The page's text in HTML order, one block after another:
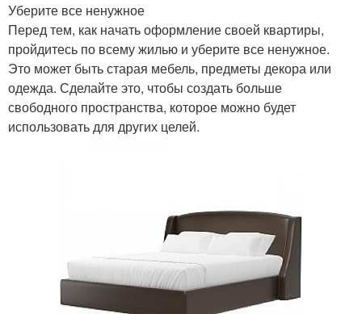
Уберите все ненужное
Перед тем, как начать оформление своей квартиры,
пройдитесь по всему жилью и уберите все ненужное.
Это может быть старая мебель, предметы декора или
одежда. Сделайте это, чтобы создать больше
свободного пространства, которое можно будет
использовать для других целей.